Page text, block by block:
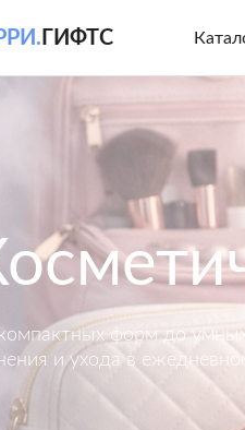
ГИФТС
форм до умных
и ухода в